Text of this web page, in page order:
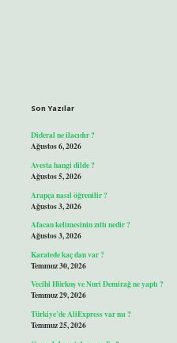
Son Yazılar
Dideral ne ilacıdır ?
Ağustos 6, 2026
Avesta hangi dilde ?
Ağustos 5, 2026
Arapça nasıl öğrenilir ?
Ağustos 3, 2026
Afacan kelimesinin zıttı nedir ?
Ağustos 3, 2026
Karatede kaç dan var ?
Temmuz 30, 2026
Vecihi Hürkuş ve Nuri Demirağ ne yaptı ?
Temmuz 29, 2026
Türkiye’de AliExpress var mı ?
Temmuz 25, 2026